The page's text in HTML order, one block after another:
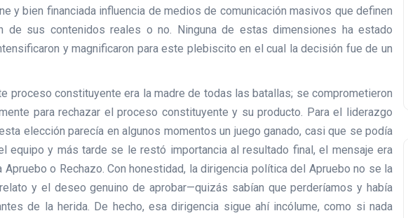
y bien financiada influencia de medios de comunicación masivos que definen
de sus contenidos reales o no. Ninguna de estas dimensiones ha estado
y magnificaron para este plebiscito en el cual la decisión fue de un
proceso constituyente era la madre de todas las batallas; se comprometieron
para rechazar el proceso constituyente y su producto. Para el liderazgo
elección parecía en algunos momentos un juego ganado, casi que se podía
equipo y más tarde se le restó importancia al resultado final, el mensaje era
o Rechazo. Con honestidad, la dirigencia política del Apruebo no se la
y el deseo genuino de aprobar—quizás sabían que perderíamos y había
de la herida. De hecho, esa dirigencia sigue ahí incólume, como si nada